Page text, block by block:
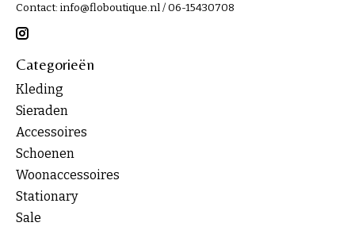
Contact: info@floboutique.nl/ 06-15430708
Categorieën
Kleding
Sieraden
Accessoires
Schoenen
Woonaccessoires
Stationary
Sale